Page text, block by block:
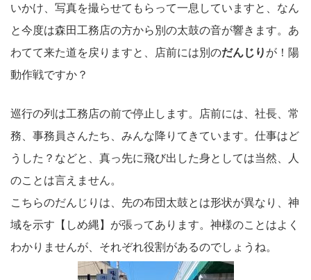
いかけ、写真を撮らせてもらって一息していますと、なん
と今度は森田工務店の方から別の太鼓の音が響きます。あ
わてて来た道を戻りますと、店前には別のだんじり が！陽
動作戦ですか？
巡行の列は工務店の前で停止します。店前には、社長、常
務、事務員さんたち、みんな降りてきています。仕事はど
うした？などと、真っ先に飛び出した身としては当然、人
のことは言えません。
こちらのだんじりは、先の布団太鼓とは形状が異なり、神
域を示す【しめ縄】が張ってあります。神様のことはよく
わかりませんが、それぞれ役割があるのでしょうね。